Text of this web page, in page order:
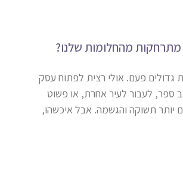
מתרחקות מהחלומות שלנו?
גדולים פעם. אולי רצית לפתוח עסק
ספר, לעבור לעיר אחרת, או פשוט
יותר תשוקה והגשמה. אבל איכשהו,